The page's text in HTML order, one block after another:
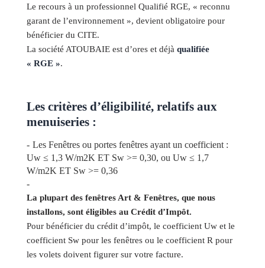
Le recours à un professionnel Qualifié RGE, « reconnu
garant de l’environnement », devient obligatoire pour
bénéficier du CITE.
La société ATOUBAIE est d’ores et déjà qualifiée
« RGE ».
Les critères d’éligibilité, relatifs aux
menuiseries :
Les Fenêtres ou portes fenêtres ayant un coefficient :
Uw ≤ 1,3 W/m2K ET Sw >= 0,30, ou Uw ≤ 1,7
W/m2K ET Sw >= 0,36
La plupart des fenêtres Art & Fenêtres, que nous
installons, sont éligibles au Crédit d’Impôt.
Pour bénéficier du crédit d’impôt, le coefficient Uw et le
coefficient Sw pour les fenêtres ou le coefficient R pour
les volets doivent figurer sur votre facture.